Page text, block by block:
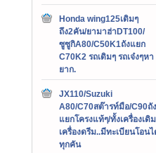
Honda wing125เดิมๆ
ถึง2คัน/ยามาฮ่าDT100/
ซูซูกิA80/C50K1ถังแยก
C70K2 รถเดิมๆ รถเจ๋งๆหา
ยาก.
JX110/Suzuki
A80/C70สต๊ารท์มือ/C90ถัง
แยกโครงแท้ๆ/ทั้งเครื่องเดิ
เครื่องดรีม..มีทะเบียนโอนไ
ทุกคัน